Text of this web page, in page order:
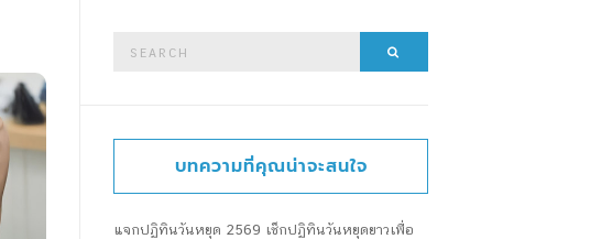
บทความที่คุณน่าจะสนใจ
แจกปฏิทินวันหยุด 2569 เช็กปฏิทินวันหยุดยาวเพื่อ